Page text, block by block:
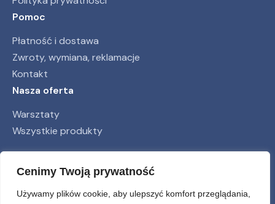
Cenimy Twoją prywatność
Używamy plików cookie, aby ulepszyć komfort przeglądania,
Pomoc
Płatność i dostawa
Zwroty, wymiana, reklamacje
Kontakt
Nasza oferta
Warsztaty
Wszystkie produkty